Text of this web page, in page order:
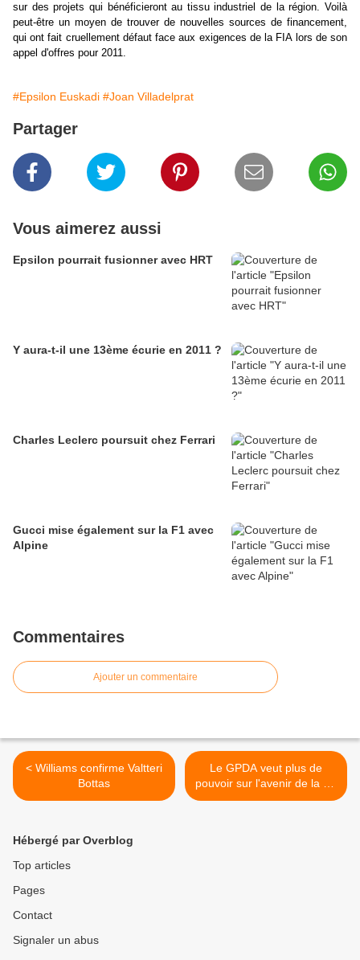
sur des projets qui bénéficieront au tissu industriel de la région. Voilà
peut-être un moyen de trouver de nouvelles sources de financement,
qui ont fait cruellement défaut face aux exigences de la FIA lors de son
appel d'offres pour 2011.
#Epsilon Euskadi #Joan Villadelprat
Partager
Vous aimerez aussi
Epsilon pourrait fusionner avec HRT
Y aura-t-il une 13ème écurie en 2011 ?
Charles Leclerc poursuit chez Ferrari
Gucci mise également sur la F1 avec
Alpine
Commentaires
Ajouter un commentaire
< Williams confirme Valtteri
Bottas
Le GPDA veut plus de
pouvoir sur l'avenir de la F1
>
Hébergé par Overblog
Top articles
Pages
Contact
Signaler un abus